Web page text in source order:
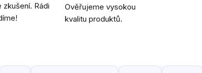
zkušení. Rádi
Ověřujeme vysokou
kvalitu produktů.